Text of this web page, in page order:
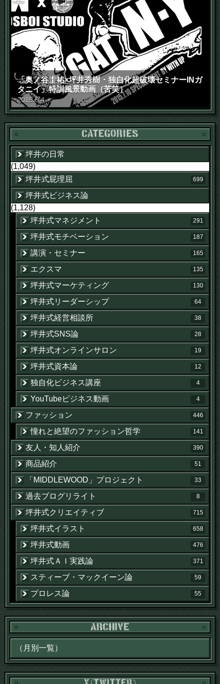
「奥ノ谷圭祐×坪井秀樹・独自化超破壊セミナーINガ
タニイ」特訓風景動画（苦笑）
2015.6.4 木
坪井の日常
(1,049)
坪井式屁理屈
699
坪井式ビジネス論
(1,128)
坪井式マネジメント
291
坪井式モチベーション 187
講演・セミナー 165
エクスマ 135
坪井式マーケティング 130
坪井式リーダーシップ 64
坪井式経営相談所 38
坪井式SNS論 28
坪井式オンラインサロン 19
坪井式資本論 12
独自化ビジネス講座 4
YouTubeビジネス動画 4
ファッション 446
憧れと絶望のファッション哲学 141
友人・知人紹介 390
商品紹介 51
「MIDDLEWOOD」プロジェクト 33
過去ブログリライト 8
坪井式クリエイティブ 715
坪井式イラスト 658
坪井式動画 476
坪井式ＡＩ実践論 371
スティーブ・マックイーン論 59
プロレス論 55